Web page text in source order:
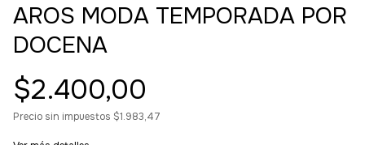
AROS MODA TEMPORADA POR
DOCENA
$2.400,00
Precio sin impuestos $1.983,47